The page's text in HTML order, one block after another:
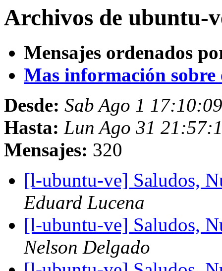
Archivos de ubuntu-
Mensajes ordenados
Mas información sobre
Desde: Sab Ago 1
Hasta: Lun Ago 31
Mensajes: 320
[l-ubuntu-ve] Saludos,
Eduard Lucena
[l-ubuntu-ve] Saludos,
Nelson Delgado